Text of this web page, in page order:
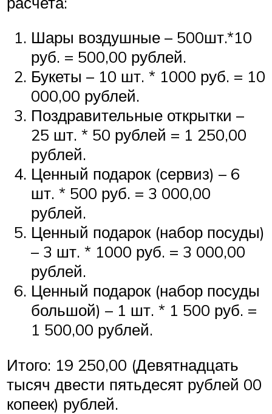
Шары воздушные – 500шт.*10
руб. = 500,00 рублей.
Букеты – 10 шт. * 1000 руб. = 10
000,00 рублей.
Поздравительные открытки –
25 шт. * 50 рублей = 1 250,00
рублей.
Ценный подарок (сервиз) – 6
шт. * 500 руб. = 3 000,00
рублей.
Ценный подарок (набор посуды)
– 3 шт. * 1000 руб. = 3 000,00
рублей.
Ценный подарок (набор посуды
большой) – 1 шт. * 1 500 руб. =
1 500,00 рублей.
Итого: 19 250,00 (Девятнадцать
тысяч двести пятьдесят рублей 00
копеек) рублей.